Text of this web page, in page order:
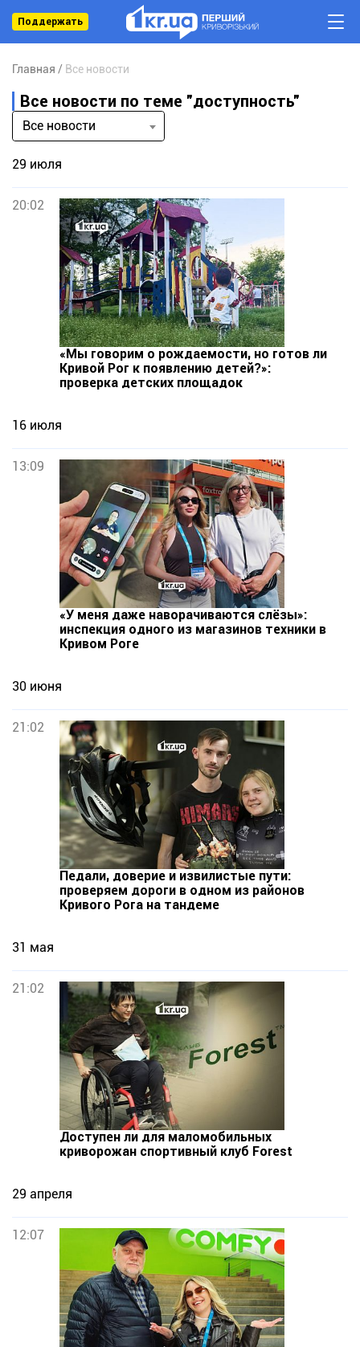
Поддержать
Главная Все новости
Все новости по теме "доступность"
Все новости
29 июля
20:02
«Мы говорим о рождаемости, но готов ли
Кривой Рог к появлению детей?»:
проверка детских площадок
16 июля
13:09
«У меня даже наворачиваются слёзы»:
инспекция одного из магазинов техники в
Кривом Роге
30 июня
21:02
Педали, доверие и извилистые пути:
проверяем дороги в одном из районов
Кривого Рога на тандеме
31 мая
21:02
Доступен ли для маломобильных
криворожан спортивный клуб Forest
29 апреля
12:07